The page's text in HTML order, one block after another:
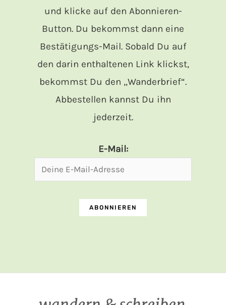
und klicke auf den Abonnieren-
Button. Du bekommst dann eine
Bestätigungs-Mail. Sobald Du auf
den darin enthaltenen Link klickst,
bekommst Du den „Wanderbrief“.
Abbestellen kannst Du ihn
jederzeit.
E-Mail: